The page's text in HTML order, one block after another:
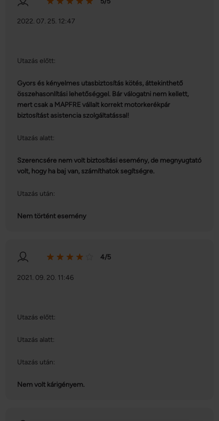
2022. 07. 25. 12:47
Utazás előtt:
Gyors és kényelmes utasbiztosítás kötés, áttekinthető
összehasonlítási lehetőséggel. Bár válogatni nem kellett,
mert csak a MAPFRE vállalt korrekt motorkerékpár
biztosítást asistencia szolgáltatással!
Utazás alatt:
Szerencsére nem volt biztosítási esemény, de megnyugtató
volt, hogy ha baj van, számíthatok segítségre.
Utazás után:
Nem történt esemény
4/5
2021. 09. 20. 11:46
Utazás előtt:
Utazás alatt:
Utazás után:
Nem volt kárigényem.